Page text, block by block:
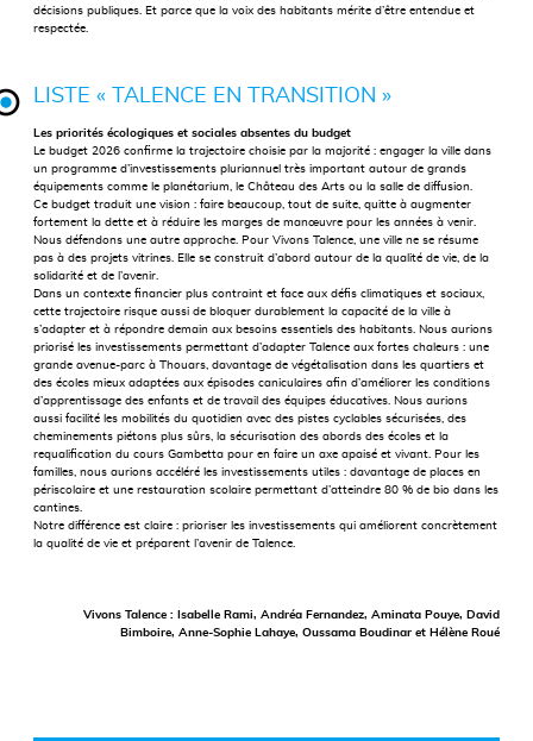
décisions publiques. Et parce que la voix des habitants mérite d’être entendue et
respectée.
LISTE « TALENCE EN TRANSITION »
Les priorités écologiques et sociales absentes du budget
Le budget 2026 conﬁrme la trajectoire choisie par la majorité : engager la ville dans
un programme d’investissements pluriannuel très important autour de grands
équipements comme le planétarium, le Château des Arts ou la salle de diffusion.
Ce budget traduit une vision : faire beaucoup, tout de suite, quitte à augmenter
fortement la dette et à réduire les marges de manœuvre pour les années à venir.
Nous défendons une autre approche. Pour Vivons Talence, une ville ne se résume
pas à des projets vitrines. Elle se construit d’abord autour de la qualité de vie, de la
solidarité et de l’avenir.
Dans un contexte ﬁnancier plus contraint et face aux déﬁs climatiques et sociaux,
cette trajectoire risque aussi de bloquer durablement la capacité de la ville à
s’adapter et à répondre demain aux besoins essentiels des habitants. Nous aurions
priorisé les investissements permettant d’adapter Talence aux fortes chaleurs : une
grande avenue-parc à Thouars, davantage de végétalisation dans les quartiers et
des écoles mieux adaptées aux épisodes caniculaires aﬁn d’améliorer les conditions
d’apprentissage des enfants et de travail des équipes éducatives. Nous aurions
aussi facilité les mobilités du quotidien avec des pistes cyclables sécurisées, des
cheminements piétons plus sûrs, la sécurisation des abords des écoles et la
requaliﬁcation du cours Gambetta pour en faire un axe apaisé et vivant. Pour les
familles, nous aurions accéléré les investissements utiles : davantage de places en
périscolaire et une restauration scolaire permettant d’atteindre 80 % de bio dans les
cantines.
Notre différence est claire : prioriser les investissements qui améliorent concrètement
la qualité de vie et préparent l’avenir de Talence.
Vivons Talence : Isabelle Rami, Andréa Fernandez, Aminata Pouye, David
Bimboire, Anne-Sophie Lahaye, Oussama Boudinar et Hélène Roué